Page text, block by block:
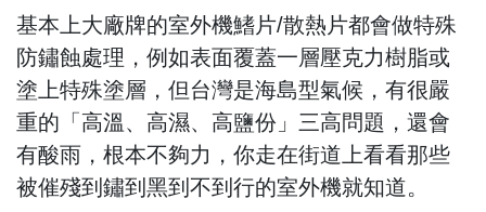
基本上大廠牌的室外機鰭片/散熱片都會做特殊
防鏽蝕處理，例如表面覆蓋一層壓克力樹脂或
塗上特殊塗層，但台灣是海島型氣候，有很嚴
重的「高溫、高濕、高鹽份」三高問題，還會
有酸雨，根本不夠力，你走在街道上看看那些
被催殘到鏽到黑到不到行的室外機就知道。